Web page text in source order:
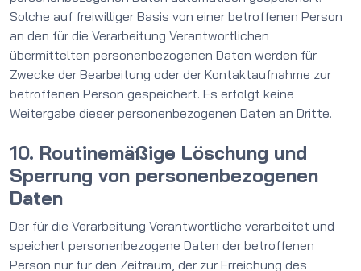
Solche auf freiwilliger Basis von einer betroffenen Person
an den für die Verarbeitung Verantwortlichen
übermittelten personenbezogenen Daten werden für
Zwecke der Bearbeitung oder der Kontaktaufnahme zur
betroffenen Person gespeichert. Es erfolgt keine
Weitergabe dieser personenbezogenen Daten an Dritte.
10. Routinemäßige Löschung und
Sperrung von personenbezogenen
Daten
Der für die Verarbeitung Verantwortliche verarbeitet und
speichert personenbezogene Daten der betroffenen
Person nur für den Zeitraum, der zur Erreichung des